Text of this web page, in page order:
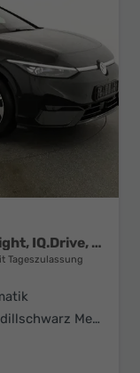
Pro 210 kW Black, AHK, HuD, IQ.Light, IQ.Drive, AreaView, Side, Winter, 19-Zoll
Tageszulassung
Grenadillschwarz Metallic